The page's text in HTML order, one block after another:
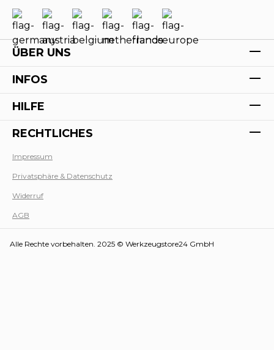
ÜBER UNS
INFOS
HILFE
RECHTLICHES
Impressum
Privatsphäre & Datenschutz
Widerruf
AGB
Alle Rechte vorbehalten. 2025 © Werkzeugstore24 GmbH